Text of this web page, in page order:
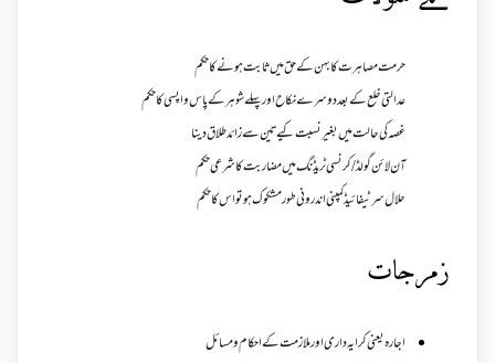
حرمت مصاہرت کا بہن کے حق میں ثابت ہونے کا حکم
عدالتی خلع کے بعد دوسرے نکاح اور پہلے شوہر کے پاس واپسی کا حکم
غصہ کی حالت میں بغیر نسبت کیے تین سے زائد طلاق دینا
آن لائن گولڈ /کرنسی ٹریڈنگ میں مضاربت کا شرعی حکم
حلال سرٹیفائیڈ کمپنی اندرونی طور مشکوک ہو تو اس کا حکم
زمرجات
اجارہ یعنی کرایہ داری اور ملازمت کے احکام و مسائل